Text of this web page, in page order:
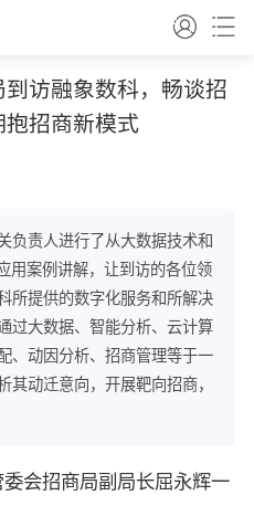
访融象数科，畅谈招
抱招商新模式
负责人进行了从大数据技术和
用案例讲解，让到访的各位领
所提供的数字化服务和所解决
过大数据、智能分析、云计算
、动因分析、招商管理等于一
其动迁意向，开展靶向招商，
会招商局副局长屈永辉一